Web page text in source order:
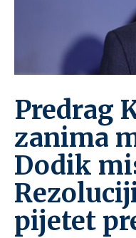
Predrag
zanima
Dodik
pijetet